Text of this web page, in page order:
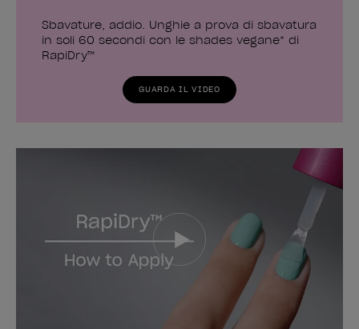
Sbavature, addio. Unghie a prova di sbavatura
in soli 60 secondi con le shades vegane* di
RapiDry™
GUARDA IL VIDEO